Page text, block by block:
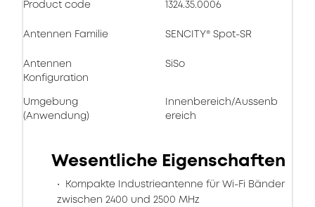
Product code 1324.35.0006
Antennen Familie SENCITY® Spot-SR
Antennen
Konfiguration
SiSo
Umgebung
(Anwendung)
Innenbereich/Aussenb
ereich
Wesentliche Eigenschaften
Kompakte Industrieantenne für Wi-Fi Bänder
zwischen 2400 und 2500 MHz